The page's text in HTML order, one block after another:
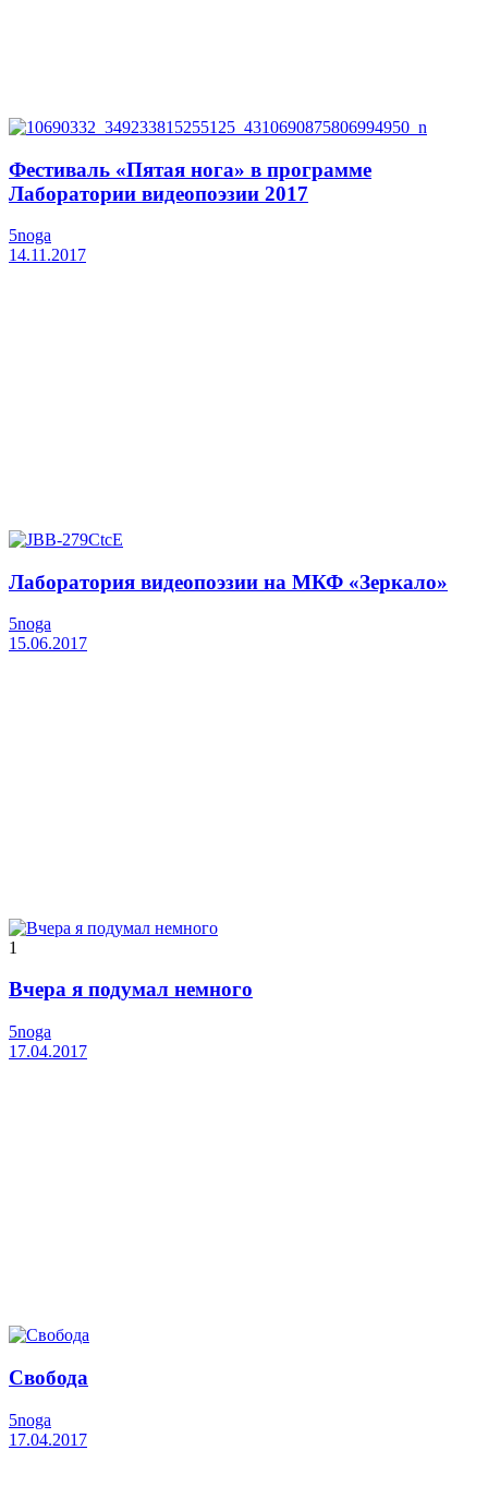
Фестиваль «Пятая нога» в программе
Лаборатории видеопоэзии 2017
5noga
14.11.2017
Лаборатория видеопоэзии на МКФ «Зеркало»
5noga
15.06.2017
1
Вчера я подумал немного
5noga
17.04.2017
Свобода
5noga
17.04.2017